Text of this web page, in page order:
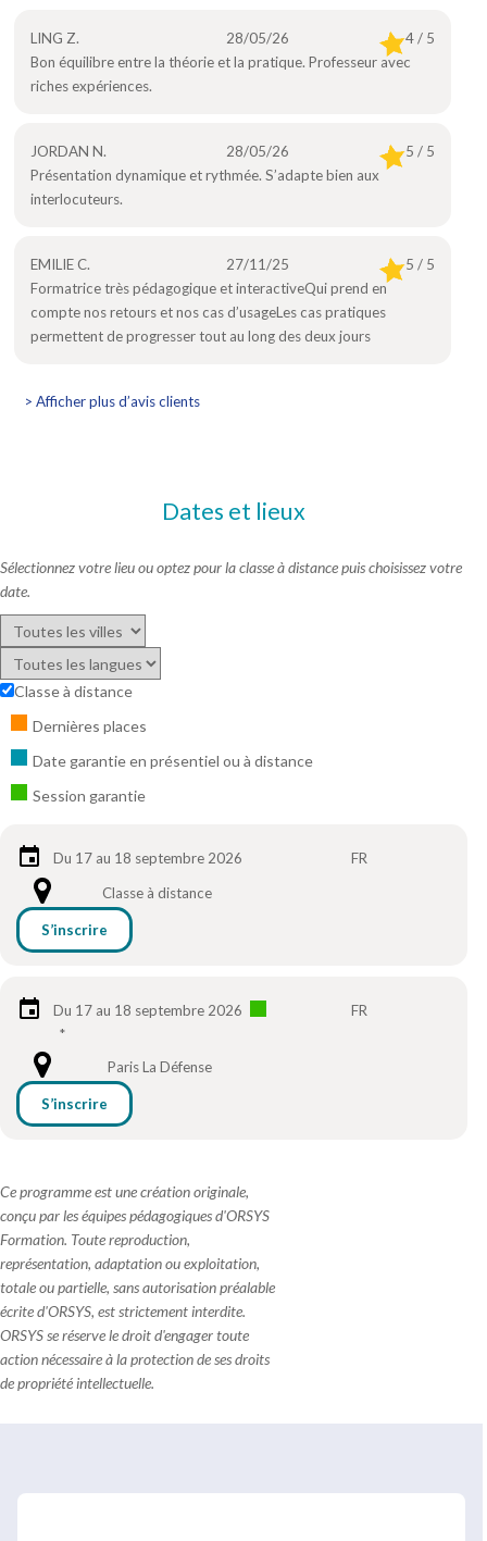
LING Z. 28/05/26
4 / 5
Bon équilibre entre la théorie et la pratique. Professeur avec
riches expériences.
JORDAN N. 28/05/26
5 / 5
Présentation dynamique et rythmée. S’adapte bien aux
interlocuteurs.
EMILIE C. 27/11/25
5 / 5
Formatrice très pédagogique et interactiveQui prend en
compte nos retours et nos cas d’usageLes cas pratiques
permettent de progresser tout au long des deux jours
> Afficher plus d’avis clients
Dates et lieux
Sélectionnez votre lieu ou optez pour la classe à distance puis choisissez votre
date.
Classe à distance
Dernières places
Date garantie en présentiel ou à distance
Session garantie
Du 17 au 18 septembre 2026
FR
Classe à distance
S’inscrire
Du 17 au 18 septembre 2026
*
FR
Paris La Défense
S’inscrire
Ce programme est une création originale,
conçu par les équipes pédagogiques d'ORSYS
Formation. Toute reproduction,
représentation, adaptation ou exploitation,
totale ou partielle, sans autorisation préalable
écrite d'ORSYS, est strictement interdite.
ORSYS se réserve le droit d'engager toute
action nécessaire à la protection de ses droits
de propriété intellectuelle.